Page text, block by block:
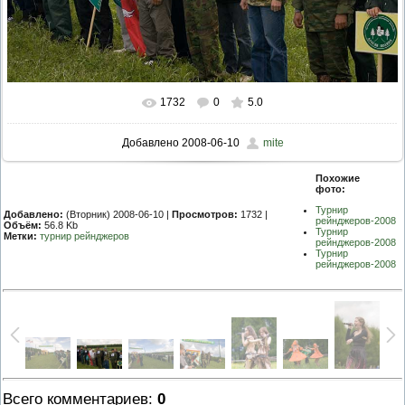
1732 0 5.0
Добавлено2008-06-10 mite
Добавлено: (Вторник) 2008-06-10 | Просмотров: 1732 |
Объём: 56.8 Kb
Метки: турнир рейнджеров
Похожие
фото:
Турнир
рейнджеров-2008
Турнир
рейнджеров-2008
Турнир
рейнджеров-2008
Всего комментариев: 0